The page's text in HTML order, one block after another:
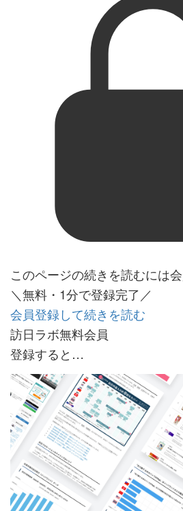
このページの続きを読むには
＼無料・1分で登録完了／
会員登録して続きを読む
訪日ラボ無料会員
登録すると…